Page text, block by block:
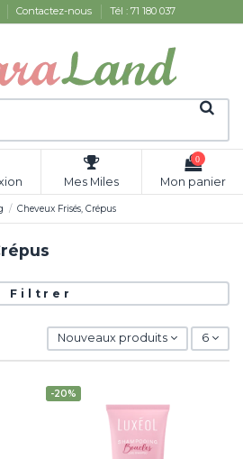
Contactez-nous Tél : 71 180 037
Mes Miles
0
Mon panier
Cheveux Frisés, Crépus
Filtrer
Nouveaux produits 6
-20%